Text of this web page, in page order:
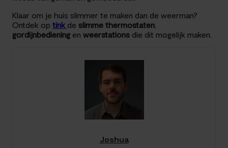
Klaar om je huis slimmer te maken dan de weerman?
Ontdek op tink de slimme thermostaten,
gordijnbediening en weerstations die dit mogelijk maken.
Joshua